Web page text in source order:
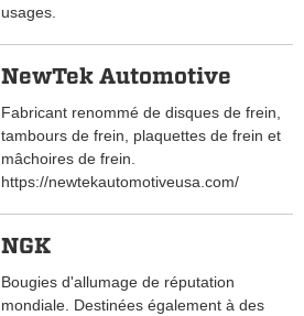
usages.
NewTek Automotive
Fabricant renommé de disques de frein,
tambours de frein, plaquettes de frein et
mâchoires de frein.
https://newtekautomotiveusa.com/
NGK
Bougies d'allumage de réputation
mondiale. Destinées également à des